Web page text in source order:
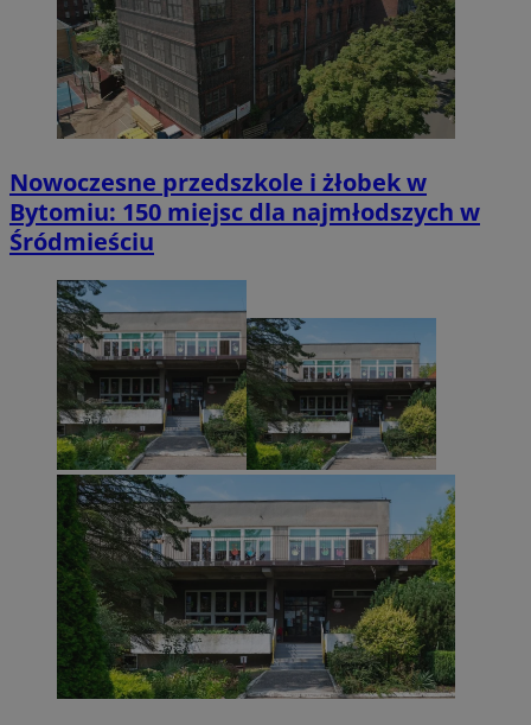
Nowoczesne przedszkole i żłobek w
Bytomiu: 150 miejsc dla najmłodszych w
Śródmieściu